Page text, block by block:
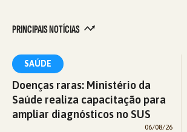
PRINCIPAIS NOTÍCIAS
SAÚDE
Doenças raras: Ministério da
Saúde realiza capacitação para
ampliar diagnósticos no SUS
06/08/26